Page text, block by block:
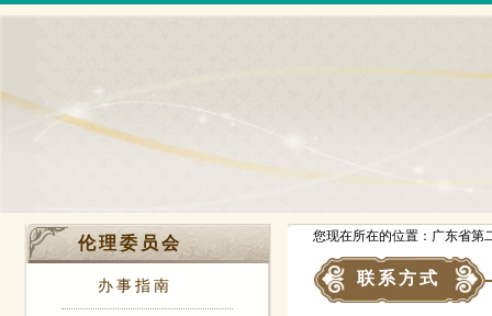
伦理委员会
办事指南
您现在所在的位置：广东省第
联系方式